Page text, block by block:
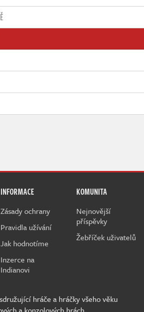
INFORMACE
Zásady ochrany
Pravidla užívání
Jak hodnotíme
Inzerce na
Indianovi
KOMUNITA
Nejnovější
příspěvky
Žebříček uživatelů
hráče a hráčky všeho věku
a konzolových hrách.